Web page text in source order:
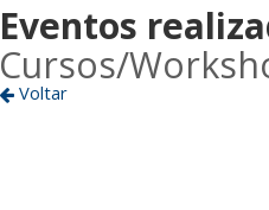
Eventos
Cursos/
Voltar